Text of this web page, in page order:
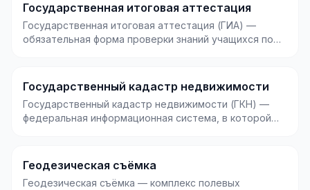
Государственная итоговая аттестация
Государственная итоговая аттестация (ГИА) —
обязательная форма проверки знаний учащихся по
Государственный кадастр недвижимости
Государственный кадастр недвижимости (ГКН) —
федеральная информационная система, в которой
Геодезическая съёмка
Геодезическая съёмка — комплекс полевых